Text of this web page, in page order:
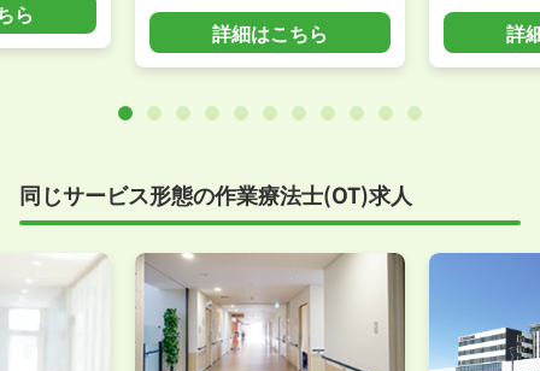
ら
詳細はこちら 詳
同じサービス形態の作業療法士(OT)求人